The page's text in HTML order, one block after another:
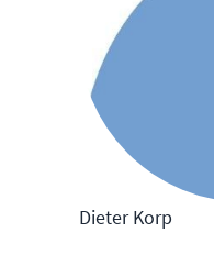
Dieter Korp